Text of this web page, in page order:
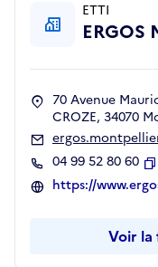
ETTI
70 Avenue
CROZE, 34070
04 99 52 80 60
https://
Voir